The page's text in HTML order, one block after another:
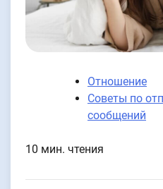
Отношение
Советы по
сообщений
10 мин. чтения